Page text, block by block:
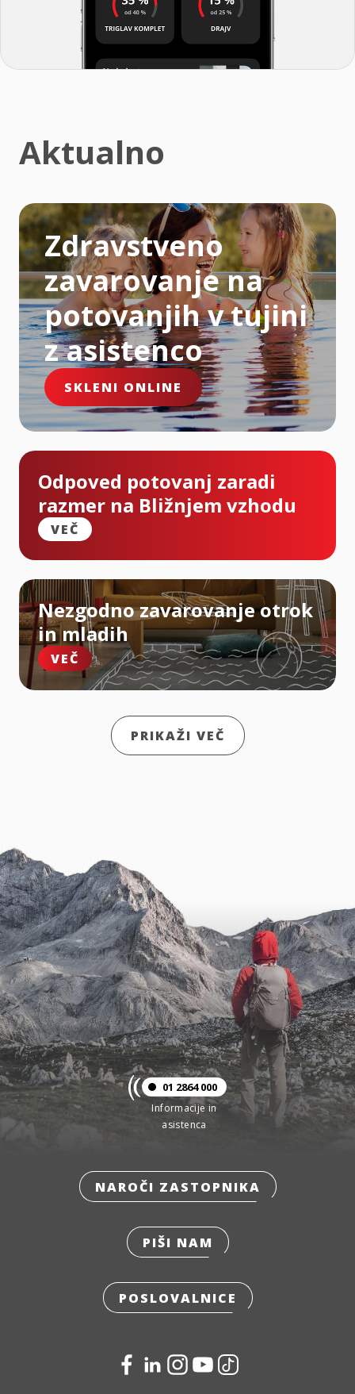
Aktualno
Zdravstveno
zavarovanje na
potovanjih v tujini
z asistenco
SKLENI ONLINE
Odpoved potovanj zaradi
razmer na Bližnjem vzhodu
VEČ
Nezgodno zavarovanje otrok
in mladih
VEČ
PRIKAŽI VEČ
01 2864 000
Informacije in
asistenca
NAROČI ZASTOPNIKA
PIŠI NAM
POSLOVALNICE